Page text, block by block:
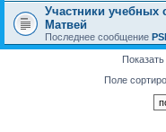
Участники учебных
Матвей
Последнее сообщение
Поле